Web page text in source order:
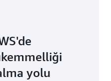
yolu